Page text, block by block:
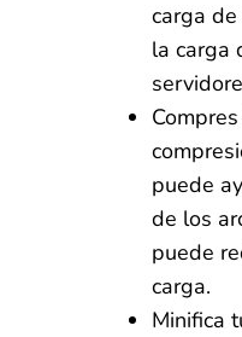
carga
la carga
puede
de los
puede
carga.
Minifica